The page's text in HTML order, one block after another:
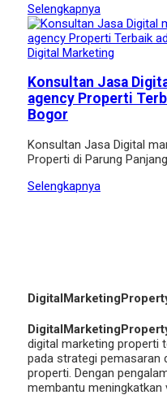
Selengkapnya
Digital Marketing
Konsultan Jasa
agency Properti
Bogor
Konsultan Jasa Digital
Properti di Parung
Selengkapnya
digital marketing properti
pada strategi pemasaran
properti. Dengan
membantu meningkatkan